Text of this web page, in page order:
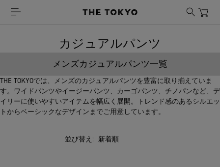
カジュアルパンツ
メンズカジュアルパンツ一覧
THE TOKYOでは、メンズのカジュアルパンツを豊富に取り揃えていま
す。ワイドパンツやイージーパンツ、カーゴパンツ、チノパンなど、デ
イリーに使いやすいアイテムを幅広く展開。トレンド感のあるシルエッ
トからベーシックなデザインまでご用意しています。
並び替え: